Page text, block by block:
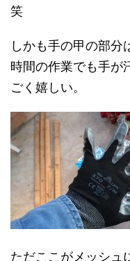
笑
しかも手の甲の部分
時間の作業でも手が
ごく嬉しい。
ただここがメッシュ